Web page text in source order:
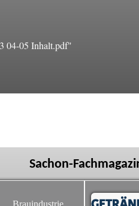
04-05 Inhalt.pdf"
Sachon-
Brauindustrie